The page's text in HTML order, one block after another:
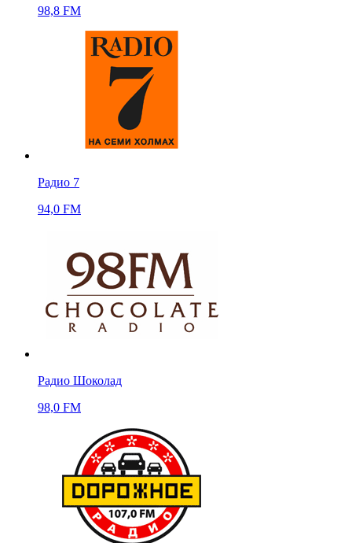
98,8 FM
Радио 7
94,0 FM
Радио Шоколад
98,0 FM